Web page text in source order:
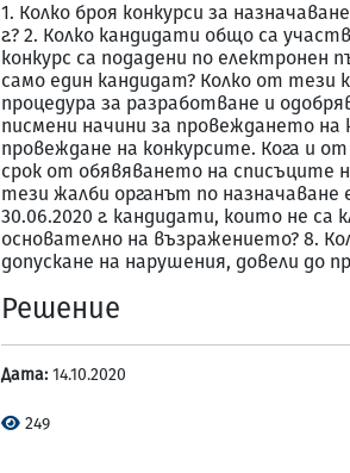
1. Колко броя конкурси за
г.? 2. Колко кандидати общо са
конкурс са подадени по електронен
само един кандидат? Колко от тези
процедура за разработване и
писмени начини за провеждането на
провеждане на конкурсите. Кога и
срок от обявяването на списъците
тези жалби органът по назначаване
30.06.2020 г. кандидати, които не са
основателно на възражението? 8.
допускане на нарушения, довели до
Решение
Дата: 14.10.2020
249